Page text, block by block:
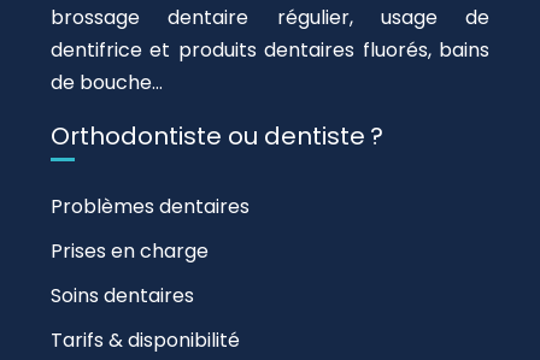
brossage dentaire régulier, usage de
dentifrice et produits dentaires fluorés, bains
de bouche…
Orthodontiste ou dentiste ?
Problèmes dentaires
Prises en charge
Soins dentaires
Tarifs & disponibilité